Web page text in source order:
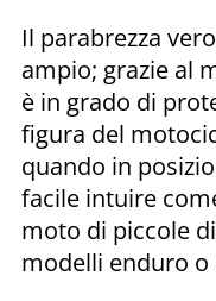
Il parabrezza
ampio; grazie al
è in grado di
figura del
quando in
facile intuire
moto di piccole
modelli enduro o